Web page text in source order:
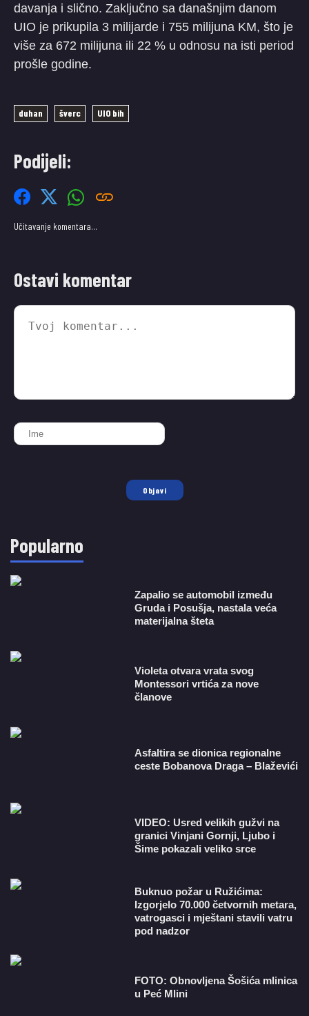
davanja i slično. Zaključno sa današnjim danom
UIO je prikupila 3 milijarde i 755 milijuna KM, što je
više za 672 milijuna ili 22 % u odnosu na isti period
prošle godine.
duhan šverc UIO bih
Podijeli:
Učitavanje komentara…
Ostavi komentar
Objavi
Popularno
Zapalio se automobil između
Gruda i Posušja, nastala veća
materijalna šteta
Violeta otvara vrata svog
Montessori vrtića za nove
članove
Asfaltira se dionica regionalne
ceste Bobanova Draga – Blaževići
VIDEO: Usred velikih gužvi na
granici Vinjani Gornji, Ljubo i
Šime pokazali veliko srce
Buknuo požar u Ružićima:
Izgorjelo 70.000 četvornih metara,
vatrogasci i mještani stavili vatru
pod nadzor
FOTO: Obnovljena Šošića mlinica
u Peć Mlini